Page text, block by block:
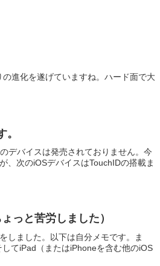
進化を遂げていますね。ハード面で大
デバイスは発売されておりません。今
、次のiOSデバイスはTouchIDの搭載ま
っと苦労しました）
しました。以下は自分メモです。ま
てiPad（またはiPhoneを含む他のiOS